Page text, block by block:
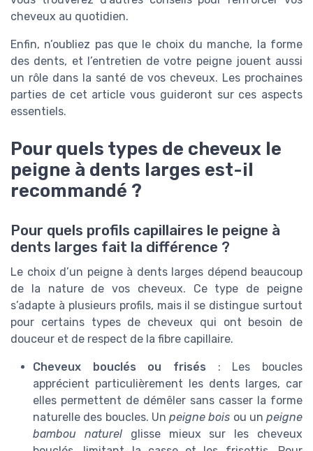
cheveux au quotidien.
Enfin, n’oubliez pas que le choix du manche, la forme
des dents, et l’entretien de votre peigne jouent aussi
un rôle dans la santé de vos cheveux. Les prochaines
parties de cet article vous guideront sur ces aspects
essentiels.
Pour quels types de cheveux le
peigne à dents larges est-il
recommandé ?
Pour quels profils capillaires le peigne à
dents larges fait la différence ?
Le choix d’un peigne à dents larges dépend beaucoup
de la nature de vos cheveux. Ce type de peigne
s’adapte à plusieurs profils, mais il se distingue surtout
pour certains types de cheveux qui ont besoin de
douceur et de respect de la fibre capillaire.
Cheveux bouclés ou frisés : Les boucles
apprécient particulièrement les dents larges, car
elles permettent de démêler sans casser la forme
naturelle des boucles. Un peigne bois ou un peigne
bambou naturelglisse mieux sur les cheveux